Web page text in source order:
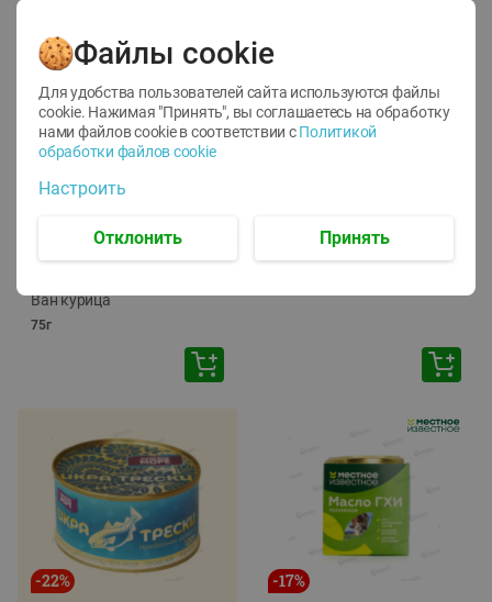
12
1.05 руб./
руб./шт
Корм влаж. для кош. с
Ван курица
75г
ТОФУ Vegetus ТВЕРДЫЙ
-22% -17%
Файлы cookie
Для удобства пользователей сайта используются файлы
cookie. Нажимая "Принять", вы соглашаетесь на обработку
нами файлов cookie в соответствии с Политикой
обработки файлов cookie
Настроить
Отклонить Принять